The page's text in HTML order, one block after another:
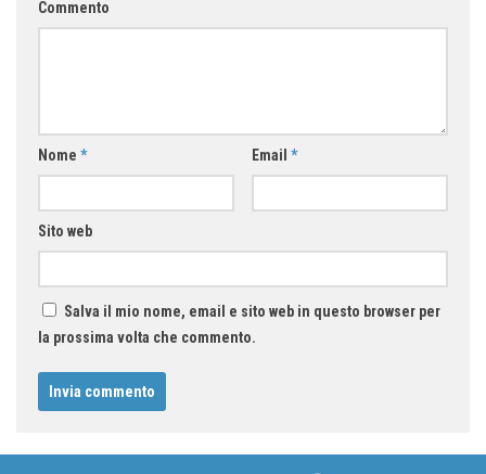
Commento
Nome * Email *
Sito web
Salva il mio nome, email e sito web in questo browser per
la prossima volta che commento.